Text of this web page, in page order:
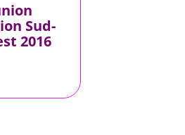
Sud-
2016